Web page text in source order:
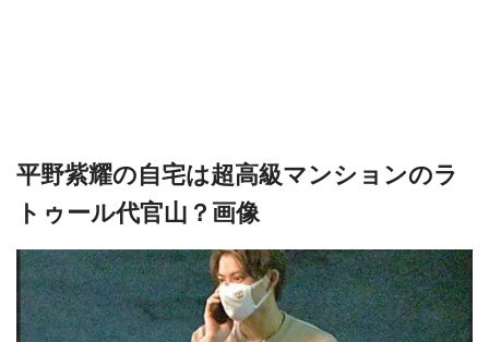
平野紫耀の自宅は超高級マンションのラ
トゥール代官山？画像